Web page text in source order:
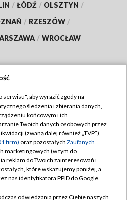
/ ŁÓDŹ / OLSZTYN /
/ RZESZÓW /
/ WROCŁAW
TVP
TVP
prywatności
zgody
Pomoc
aby wyrazić zgody na
śledzenia i zbierania danych,
końcowym i ich
Twoich danych osobowych przez
(zwaną dalej również „TVP”),
firm) oraz pozostałych Zaufanych
marketingowych (w tym do
reklam do Twoich zainteresowań i
które wskazujemy poniżej, a
nas identyfikatora PPID do Google.
odwiedzania przez Ciebie naszych